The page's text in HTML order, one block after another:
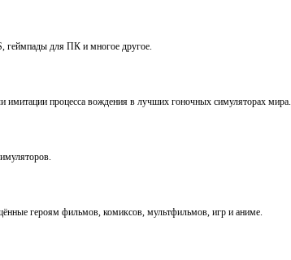
геймпады для ПК и многое другое.
имитации процесса вождения в лучших гоночных симуляторах мира.
героям фильмов, комиксов, мультфильмов, игр и аниме.